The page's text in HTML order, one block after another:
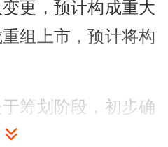
更，预计构成重大
组上市，预计将构
筹划阶段，初步确
标的公司实际控制